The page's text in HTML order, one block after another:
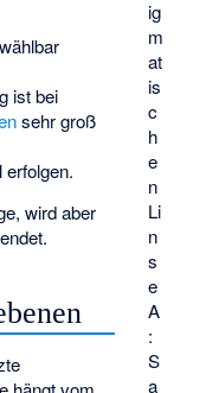
ig
m
at
is
c
h
e
n
Li
n
s
e
A
:
S
a
ist bei
sehr groß
wird aber